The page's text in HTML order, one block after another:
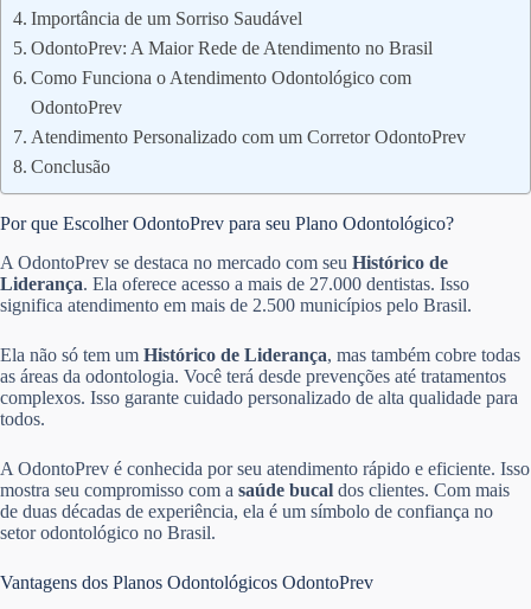
Importância de um Sorriso Saudável
OdontoPrev: A Maior Rede de Atendimento no Brasil
Como Funciona o Atendimento Odontológico com
OdontoPrev
Atendimento Personalizado com um Corretor OdontoPrev
Conclusão
Por que Escolher OdontoPrev para seu Plano Odontológico?
A OdontoPrev se destaca no mercado com seu Histórico de
Liderança. Ela oferece acesso a mais de 27.000 dentistas. Isso
significa atendimento em mais de 2.500 municípios pelo Brasil.
Ela não só tem um Histórico de Liderança, mas também cobre todas
as áreas da odontologia. Você terá desde prevenções até tratamentos
complexos. Isso garante cuidado personalizado de alta qualidade para
todos.
A OdontoPrev é conhecida por seu atendimento rápido e eficiente. Isso
mostra seu compromisso com a saúde bucal dos clientes. Com mais
de duas décadas de experiência, ela é um símbolo de confiança no
setor odontológico no Brasil.
Vantagens dos Planos Odontológicos OdontoPrev